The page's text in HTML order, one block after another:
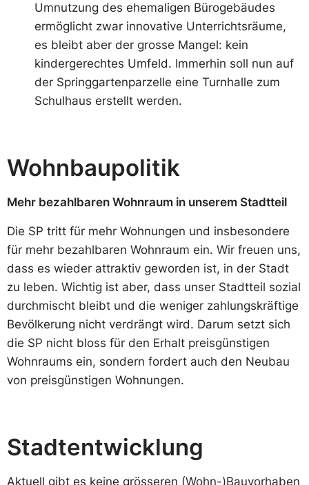
Umnutzung des ehemaligen Bürogebäudes
ermöglicht zwar innovative Unterrichtsräume,
es bleibt aber der grosse Mangel: kein
kindergerechtes Umfeld. Immerhin soll nun auf
der Springgartenparzelle eine Turnhalle zum
Schulhaus erstellt werden.
Wohnbaupolitik
Mehr bezahlbaren Wohnraum in unserem Stadtteil
Die SP tritt für mehr Wohnungen und insbesondere
für mehr bezahlbaren Wohnraum ein. Wir freuen uns,
dass es wieder attraktiv geworden ist, in der Stadt
zu leben. Wichtig ist aber, dass unser Stadtteil sozial
durchmischt bleibt und die weniger zahlungskräftige
Bevölkerung nicht verdrängt wird. Darum setzt sich
die SP nicht bloss für den Erhalt preisgünstigen
Wohnraums ein, sondern fordert auch den Neubau
von preisgünstigen Wohnungen.
Stadtentwicklung
Aktuell gibt es keine grösseren (Wohn-)Bauvorhaben